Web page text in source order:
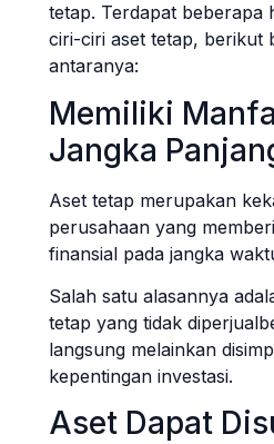
tetap. Terdapat beberapa
ciri-ciri aset tetap, berikut
antaranya:
Memiliki
Jangka
Aset tetap merupakan
perusahaan yang
finansial pada jangka
Salah satu alasannya
tetap yang tidak
langsung melainkan
kepentingan investasi.
Aset Dapat